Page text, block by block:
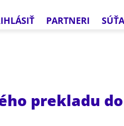
PARTNERI
prekladu